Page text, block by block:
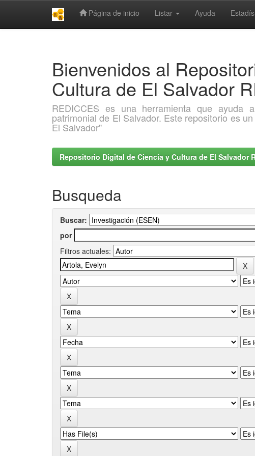
Página de inicio Listar Ayuda
Bienvenidos al
Cultura de El Salvador
REDICCES es una herramienta que ayuda
patrimonial de El Salvador. Este repositorio es
El Salvador"
Repositorio Digital de Ciencia y Cultura de El Salvador
Busqueda
Buscar:
por
Filtros actuales: